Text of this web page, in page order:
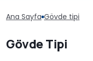
Ana Sayfa Gövde tipi
Gövde Tipi